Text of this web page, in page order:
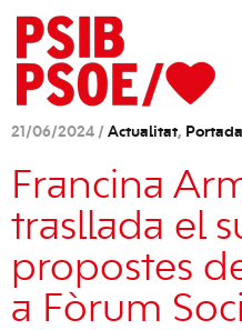
21/06/2024 / Actualitat, Portada
Francina
trasllada el
propostes
a Fòrum